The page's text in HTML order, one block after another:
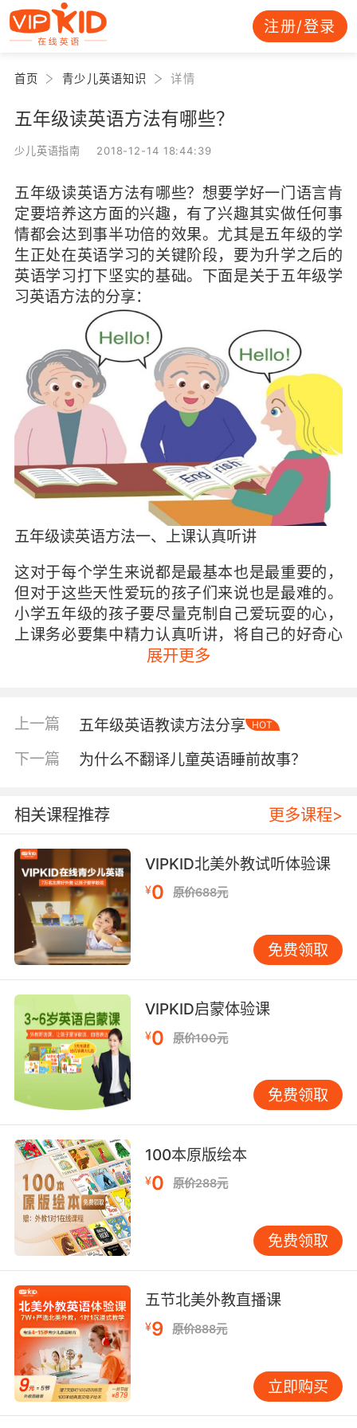
注册/登录
首页 青少儿英语知识 详情
五年级读英语方法有哪些？
少儿英语指南 2018-12-14 18:44:39
五年级读英语方法有哪些？想要学好一门语言肯
定要培养这方面的兴趣，有了兴趣其实做任何事
情都会达到事半功倍的效果。尤其是五年级的学
生正处在英语学习的关键阶段，要为升学之后的
英语学习打下坚实的基础。下面是关于五年级学
习英语方法的分享：
五年级读英语方法一、上课认真听讲
这对于每个学生来说都是最基本也是最重要的，
但对于这些天性爱玩的孩子们来说也是最难的。
小学五年级的孩子要尽量克制自己爱玩耍的心，
上课务必要集中精力认真听讲，将自己的好奇心
多放在老师所讲授的学习内容上，以便于学好最
五年级读英语方法二、把握住每个晨读的机会
我们都知道“一日之计在于晨”，早上的大脑是最
清醒的同时记忆力也是最好的，那么建议五年级
不要小声默读，因为大声朗读可以培养孩子们思
考的能力，而且也有助于把握自己对听力水平的
判断，这样时间久了自己的口语能力也会有所提
高。
五年级读英语方法三、课外延伸交流好处多
课上的学习肯定是最基本最有效的，但是如果可
以在课外多多的用英语进行交流的话，如参加一
些英语角的活动对于孩子的交际表达能力都是有
明显促进作用的。当然在家里可以用英语与家人
进行简单的交流，这样都可以提高自己的英语口
语水平和交际能力。
五年级读英语方法四、养成良好的日记习惯
语来记录的话会有不一样的效果。对于小学五年
级的学生来说并不需要多华丽的辞藻和语法，只
需要用自己学习的简单句型进行写作就可以了，
这样不仅可以帮助复习当天学习的内容，也可以
锻炼孩子们的写作能力。
五年级读英语方法最后一点就是要及时复习，对
复习，这样才能让这些知识一直留在自己的记忆
中。
展开更多
上一篇 五年级英语教读方法分享 HOT
下一篇 为什么不翻译儿童英语睡前故事？
相关课程推荐 更多课程>
VIPKID北美外教试听体验课
¥0 原价688元
免费领取
VIPKID启蒙体验课
¥0 原价100元
免费领取
100本原版绘本
¥0 原价288元
免费领取
五节北美外教直播课
¥9 原价888元
立即购买